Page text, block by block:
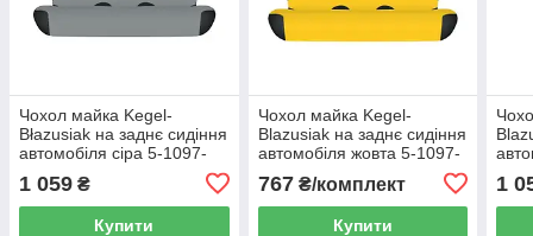
Чохол майка Kegel-
Błazusiak на заднє сидіння
автомобіля сіра 5-1097-
1 059 ₴
Купити
Чохол майка Kegel-
Blazusiak на заднє сидіння
автомобіля жовта 5-1097-
767₴/комплект
Купити
1